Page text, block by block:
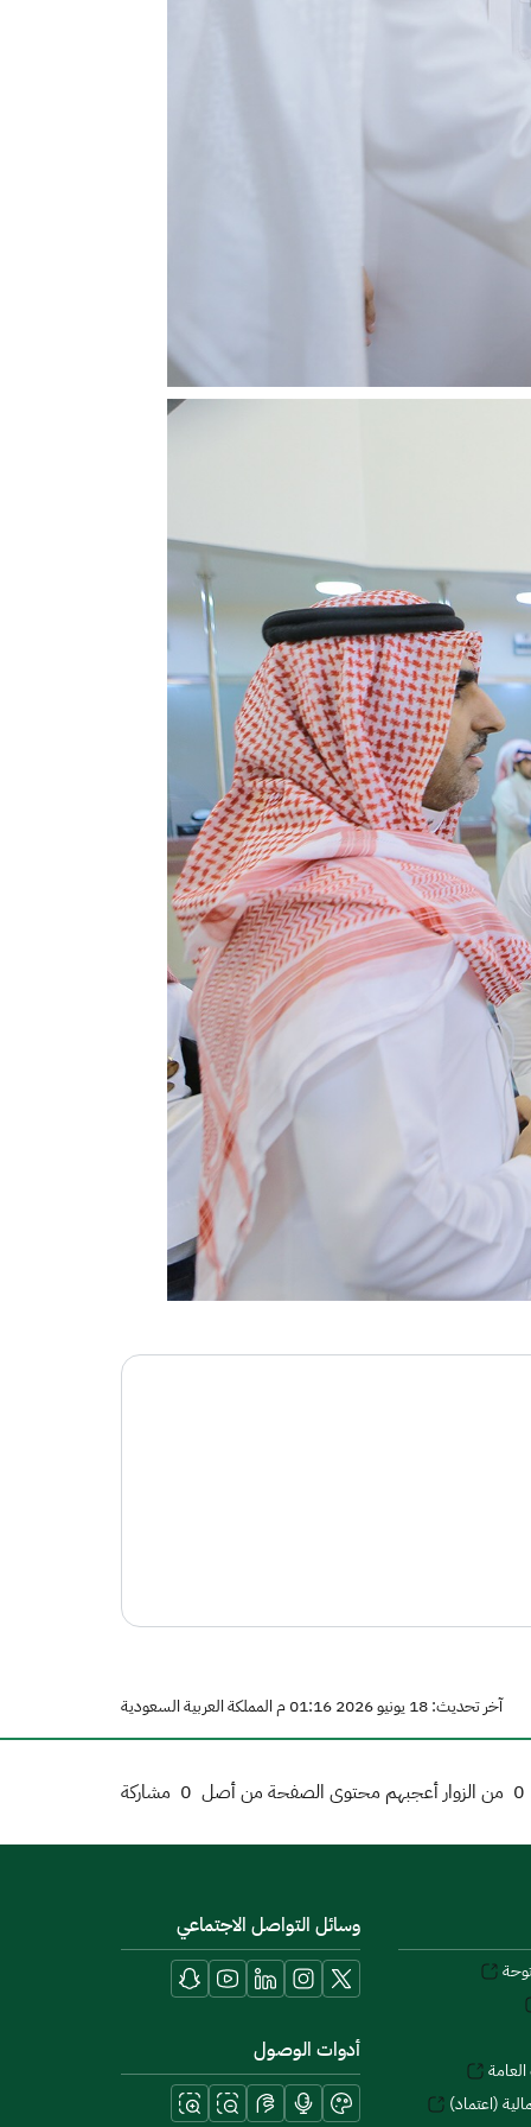
آخر تحديث: 18 يونيو 2026 01:16 م المملكة العربية السعودية
0 من الزوار أعجبهم محتوى الصفحة من أصل 0 مشاركة
(اعتماد)
وسائل التواصل الاجتماعي
أدوات الوصول